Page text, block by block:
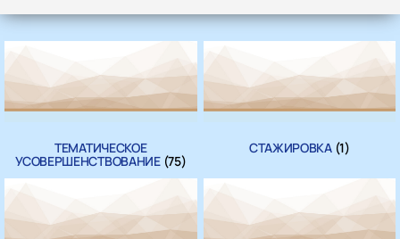
ТЕМАТИЧЕСКОЕ
УСОВЕРШЕНСТВОВАНИЕ (75)
СТАЖИРОВКА (1)